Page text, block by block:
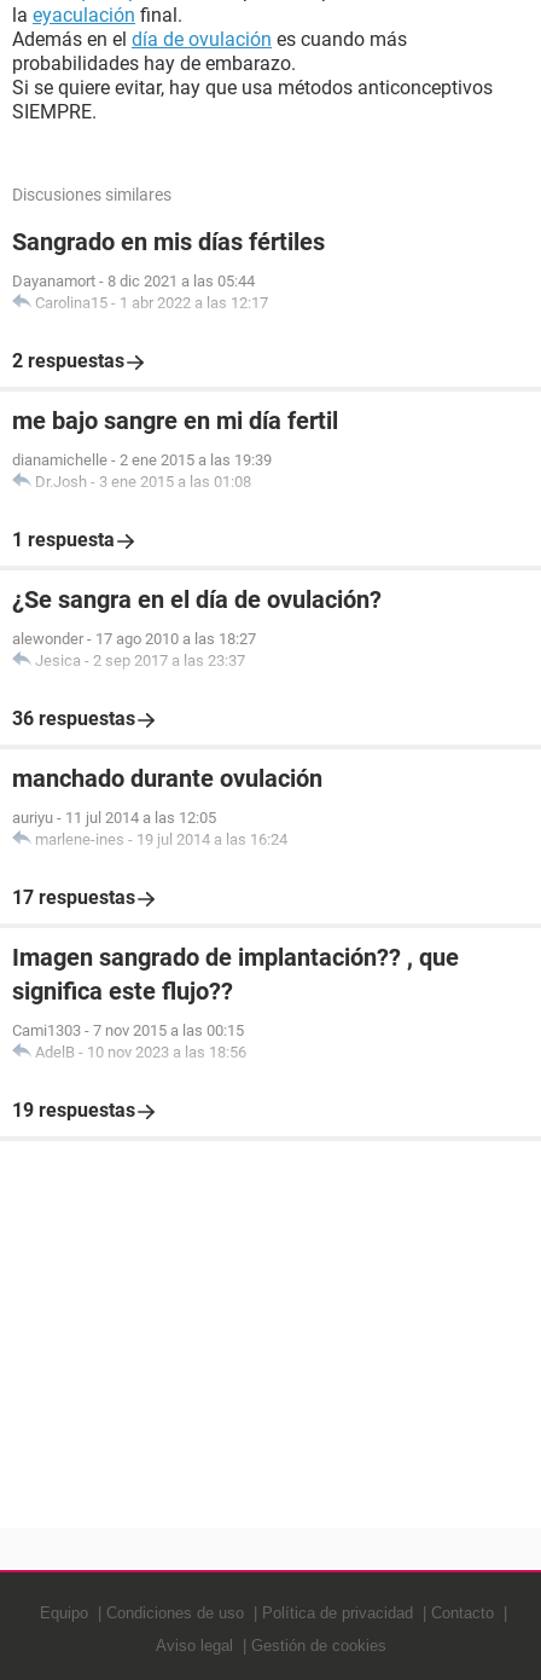
la eyaculación final.
Además en el día de ovulación es cuando más
probabilidades hay de embarazo.
Si se quiere evitar, hay que usa métodos anticonceptivos
SIEMPRE.
Discusiones similares
Sangrado en mis días fértiles
Dayanamort - 8 dic 2021 a las 05:44
Carolina15 - 1 abr 2022 a las 12:17
2 respuestas
me bajo sangre en mi día fertil
dianamichelle - 2 ene 2015 a las 19:39
Dr.Josh - 3 ene 2015 a las 01:08
1 respuesta
¿Se sangra en el día de ovulación?
alewonder - 17 ago 2010 a las 18:27
Jesica - 2 sep 2017 a las 23:37
36 respuestas
manchado durante ovulación
auriyu - 11 jul 2014 a las 12:05
marlene-ines - 19 jul 2014 a las 16:24
17 respuestas
Imagen sangrado de implantación?? , que
significa este flujo??
Cami1303 - 7 nov 2015 a las 00:15
AdelB - 10 nov 2023 a las 18:56
19 respuestas
Equipo Condiciones de uso Política de privacidad
Contacto
Aviso legal
Gestión de cookies